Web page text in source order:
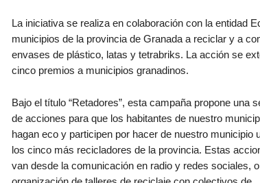
La iniciativa se realiza en colaboración con la entidad
municipios de la provincia de Granada a reciclar y a
envases de plástico, latas y tetrabriks. La acción se
cinco premios a municipios granadinos.
Bajo el título “Retadores”, esta campaña propone una
de acciones para que los habitantes de nuestro
hagan eco y participen por hacer de nuestro municipio
los cinco más recicladores de la provincia. Estas
van desde la comunicación en radio y redes sociales,